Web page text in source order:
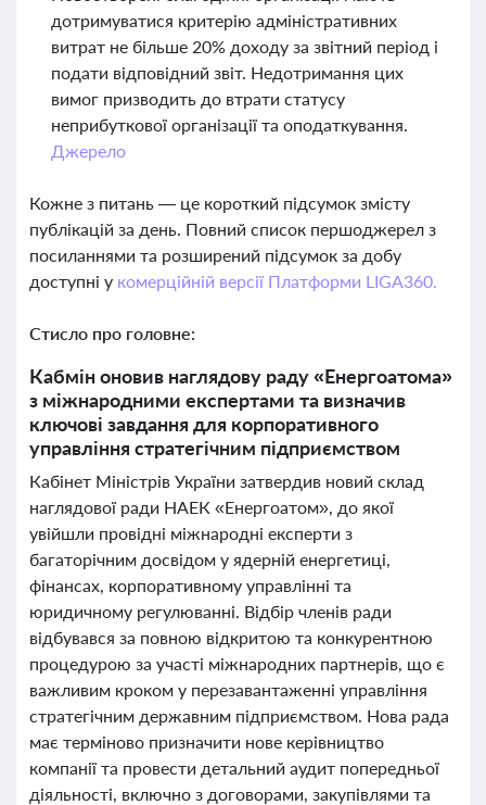
дотримуватися критерію адміністративних
витрат не більше 20% доходу за звітний період і
подати відповідний звіт. Недотримання цих
вимог призводить до втрати статусу
неприбуткової організації та оподаткування.
Джерело
Кожне з питань — це короткий підсумок змісту
публікацій за день. Повний список першоджерел з
посиланнями та розширений підсумок за добу
доступні у комерційній версії Платформи LIGA360.
Стисло про головне:
Кабмін оновив наглядову раду «Енергоатома»
з міжнародними експертами та визначив
ключові завдання для корпоративного
управління стратегічним підприємством
Кабінет Міністрів України затвердив новий склад
наглядової ради НАЕК «Енергоатом», до якої
увійшли провідні міжнародні експерти з
багаторічним досвідом у ядерній енергетиці,
фінансах, корпоративному управлінні та
юридичному регулюванні. Відбір членів ради
відбувався за повною відкритою та конкурентною
процедурою за участі міжнародних партнерів, що є
важливим кроком у перезавантаженні управління
стратегічним державним підприємством. Нова рада
має терміново призначити нове керівництво
компанії та провести детальний аудит попередньої
діяльності, включно з договорами, закупівлями та